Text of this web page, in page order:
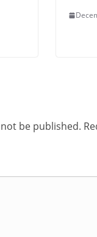
be published.